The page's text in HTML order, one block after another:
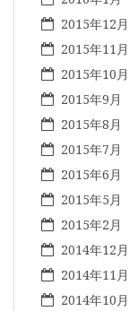
2015年12月
2015年11月
2015年10月
2015年9月
2015年8月
2015年7月
2015年6月
2015年5月
2015年2月
2014年12月
2014年11月
2014年10月